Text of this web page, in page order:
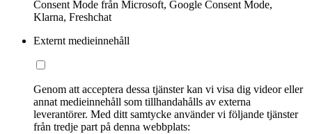
Consent Mode från Microsoft, Google Consent Mode,
Klarna, Freshchat
Externt medieinnehåll
Genom att acceptera dessa tjänster kan vi visa dig videor eller
annat medieinnehåll som tillhandahålls av externa
leverantörer. Med ditt samtycke använder vi följande tjänster
från tredje part på denna webbplats: